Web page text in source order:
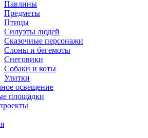
Павлины
Предметы
Птицы
Силуэты людей
Сказочные персонажи
Слоны и бегемоты
Снеговики
Собаки и коты
Улитки
освещение
площадки